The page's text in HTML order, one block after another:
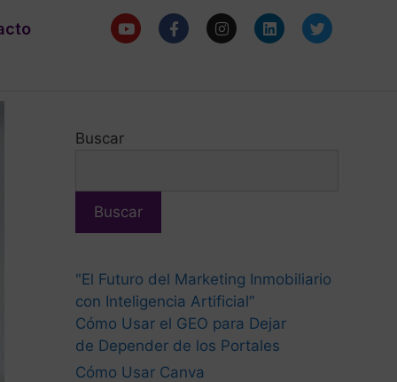
Buscar
Buscar
"El Futuro del Marketing Inmobiliario
con Inteligencia Artificial”
Cómo Usar el GEO para Dejar
de Depender de los Portales
Cómo Usar Canva